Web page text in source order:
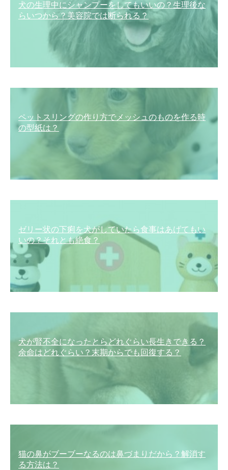
犬の生理中にシャンプーをしてもいいの？生理後な
らいつから？美容院では断られる？
ペットスリングの作り方でメッシュのものを作る時
の型紙は？
ゼリー状の下痢を犬がしていたら食事はあげてもい
いの？それとも絶食？
犬が腎不全になったとらどれぐらい長生きできる？
余命はどれぐらい？末期からでも回復する？
猫の鼻がブーブーなるのは鼻づまりだから？解消す
る方法は？